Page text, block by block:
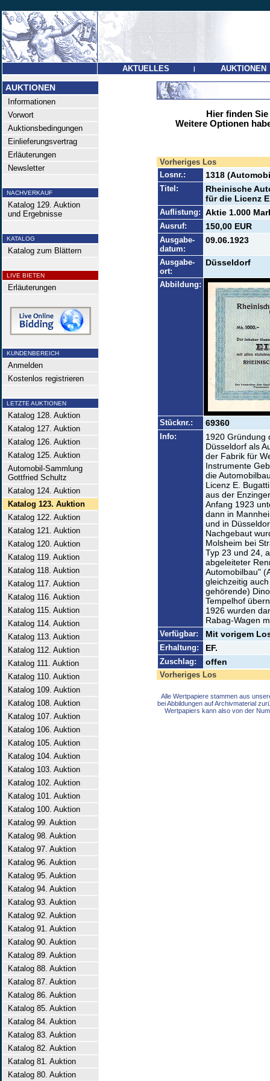
AKTUELLES | AUKTIONEN
AUKTIONEN
Informationen
Vorwort
Auktionsbedingungen
Einlieferungsvertrag
Erläuterungen
Newsletter
NACHVERKAUF
Katalog 129. Auktion
und Ergebnisse
KATALOG
Katalog zum Blättern
LIVE BIETEN
Erläuterungen
KUNDENBEREICH
Anmelden
Kostenlos registrieren
LETZTE AUKTIONEN
Katalog 128. Auktion
Katalog 127. Auktion
Katalog 126. Auktion
Katalog 125. Auktion
Automobil-Sammlung
Gottfried Schultz
Katalog 124. Auktion
Katalog 123. Auktion
Katalog 122. Auktion
Katalog 121. Auktion
Katalog 120. Auktion
Katalog 119. Auktion
Katalog 118. Auktion
Katalog 117. Auktion
Katalog 116. Auktion
Katalog 115. Auktion
Katalog 114. Auktion
Katalog 113. Auktion
Katalog 112. Auktion
Katalog 111. Auktion
Katalog 110. Auktion
Katalog 109. Auktion
Katalog 108. Auktion
Katalog 107. Auktion
Katalog 106. Auktion
Katalog 105. Auktion
Katalog 104. Auktion
Katalog 103. Auktion
Katalog 102. Auktion
Katalog 101. Auktion
Katalog 100. Auktion
Katalog 99. Auktion
Katalog 98. Auktion
Katalog 97. Auktion
Katalog 96. Auktion
Katalog 95. Auktion
Katalog 94. Auktion
Katalog 93. Auktion
Katalog 92. Auktion
Katalog 91. Auktion
Katalog 90. Auktion
Katalog 89. Auktion
Katalog 88. Auktion
Katalog 87. Auktion
Katalog 86. Auktion
Katalog 85. Auktion
Katalog 84. Auktion
Katalog 83. Auktion
Katalog 82. Auktion
Katalog 81. Auktion
Katalog 80. Auktion
Hier finden
Weitere Optionen
Vorheriges Los
Losnr.:
1318
Titel:
Rheinische
für die Licenz
Auflistung: Aktie 1.000
Ausruf: 150,00 EUR
Ausgabe-
datum:
09.06.1923
Ausgabe-
ort:
Düsseldorf
Abbildung:
Stücknr.: 69360
Info:
1920 Gründung
Düsseldorf als
der Fabrik für
Instrumente
die
Licenz E.
aus der
Anfang 1923
dann in
und in
Nachgebaut
Molsheim bei
Typ 23 und 24,
abgeleiteter
Automobilbau"
gleichzeitig
gehörende)
Tempelhof
1926 wurden
Rabag-Wagen
Verfügbar: Mit vorigem
Erhaltung: EF.
Zuschlag: offen
Vorheriges Los
Alle Wertpapiere stammen aus
bei Abbildungen auf Archivmaterial
Wertpapiers kann also von der